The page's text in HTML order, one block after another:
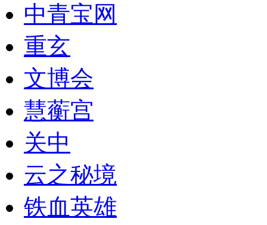
中青宝网
重玄
文博会
慧蘅宫
关中
云之秘境
铁血英雄